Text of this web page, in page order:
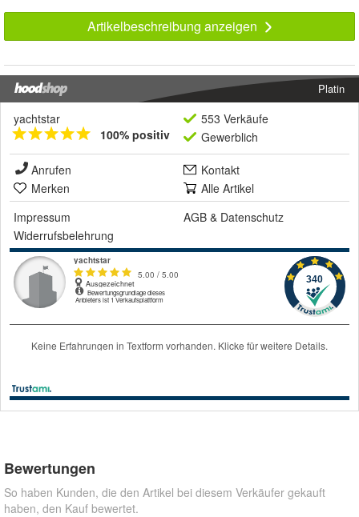
Artikelbeschreibung anzeigen
Platin
yachtstar
100% positiv
553 Verkäufe
Gewerblich
Anrufen
Kontakt
Merken
Alle Artikel
Impressum
AGB & Datenschutz
Widerrufsbelehrung
Bewertungen
So haben Kunden, die den Artikel bei diesem Verkäufer gekauft
haben, den Kauf bewertet.